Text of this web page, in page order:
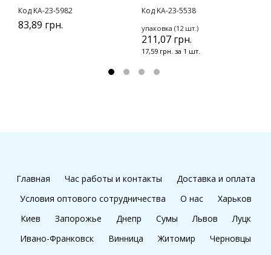
Код KA-23-5982
83,89 грн.
Код KA-23-5538
упаковка (12 шт.)
211,07 грн.
17,59 грн. за 1 шт.
Главная Час работы и контакты
Доставка и оплата
Условия оптового сотрудничества
О нас
Харьков
Киев
Запорожье Днепр Сумы Львов
Луцк
Ивано-Франковск
Винница Житомир
Черновцы